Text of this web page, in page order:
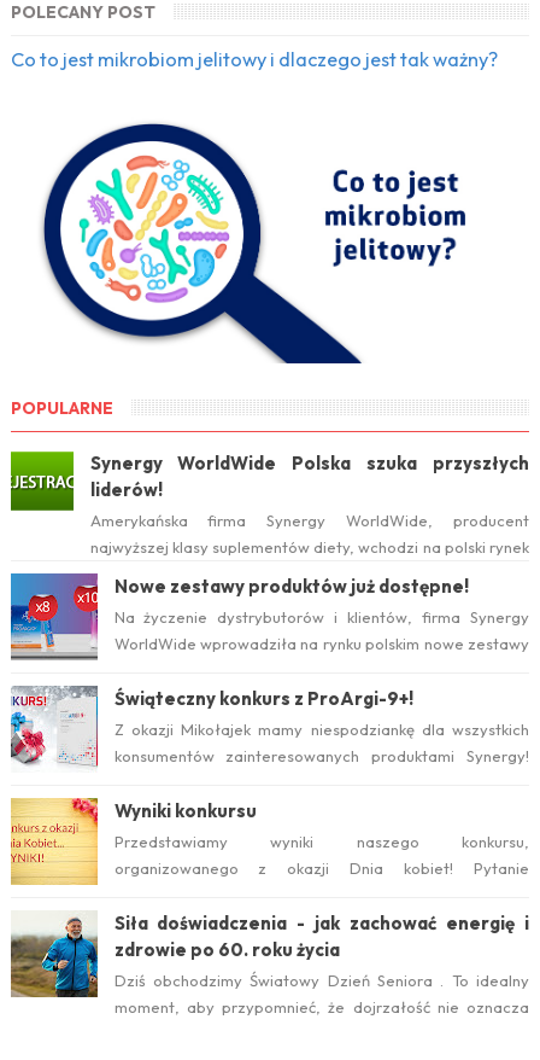
POLECANY POST
Co to jest mikrobiom jelitowy i dlaczego jest tak ważny?
POPULARNE
Synergy WorldWide Polska szuka przyszłych
liderów!
Amerykańska firma Synergy WorldWide, producent
najwyższej klasy suplementów diety, wchodzi na polski rynek
już w tym roku. Serwis internetow...
Nowe zestawy produktów już dostępne!
Na życzenie dystrybutorów i klientów, firma Synergy
WorldWide wprowadziła na rynku polskim nowe zestawy
Świąteczny konkurs z ProArgi-9+!
Z okazji Mikołajek mamy niespodziankę dla wszystkich
konsumentów zainteresowanych produktami Synergy!
Wyniki konkursu
Przedstawiamy wyniki naszego konkursu,
organizowanego z okazji Dnia kobiet! Pytanie
Siła doświadczenia - jak zachować energię i
zdrowie po 60. roku życia
Dziś obchodzimy Światowy Dzień Seniora . To idealny
moment, aby przypomnieć, że dojrzałość nie oznacza